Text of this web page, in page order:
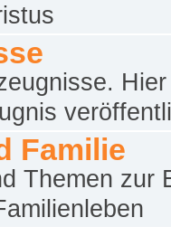
Familie
Themen zur